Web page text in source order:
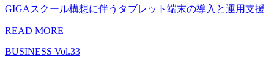
GIGAスクール構想に伴うタブレット端末の導入と運用支援
READ MORE
BUSINESS Vol.33